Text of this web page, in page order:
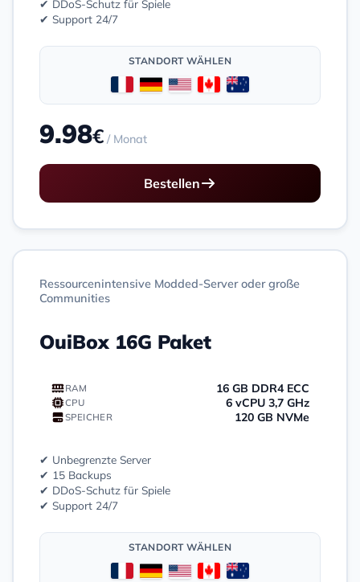
✔ DDoS-Schutz für Spiele
✔ Support 24/7
STANDORT WÄHLEN
9.98€ / Monat
Bestellen
Ressourcenintensive Modded-Server oder große
Communities
OuiBox 16G Paket
RAM 16 GB DDR4 ECC
CPU 6 vCPU 3,7 GHz
SPEICHER 120 GB NVMe
✔ Unbegrenzte Server
✔ 15 Backups
✔ DDoS-Schutz für Spiele
✔ Support 24/7
STANDORT WÄHLEN